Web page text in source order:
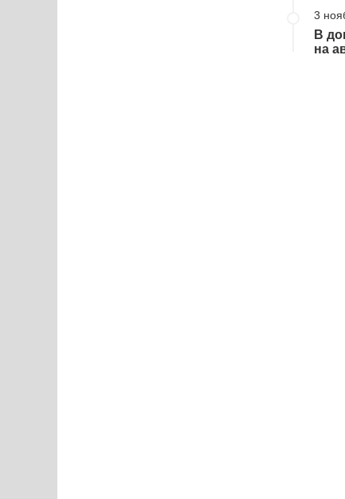
3
В
на